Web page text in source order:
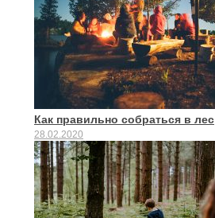
Как правильно собраться в лес
28.02.2020